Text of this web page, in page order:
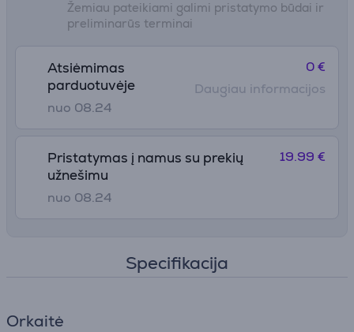
Žemiau pateikiami galimi pristatymo būdai ir
preliminarūs terminai
Atsiėmimas
parduotuvėje
nuo 08.24
0 €
Daugiau informacijos
Pristatymas į namus su prekių
užnešimu
nuo 08.24
19.99 €
Specifikacija
Orkaitė